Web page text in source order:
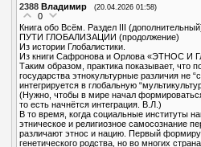
2388 Владимир (20.04.2026 01:58)
0
Книга обо Всём. Раздел III
ПУТИ ГЛОБАЛИЗАЦИИ (продолжение)
Из истории Глобалистики.
Из книги Сафронова и Орлова «ЭТНОС
Таким образом, практика показывает, что
государства этнокультурные различия не
интегрируется в глобальную
(Нужно, чтобы в мире начал
то есть начнётся интеграция. В.Л.)
В то время, когда социальные институты
этническое и религиозное самосознание
различают этнос и нацию. Первый
генетического родства, но во многих